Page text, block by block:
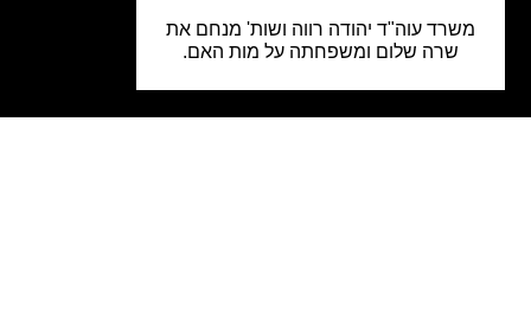
עוה"ד יהודה רווה ושות' מנחם את
שרה שלום ומשפחתה על מות האם.